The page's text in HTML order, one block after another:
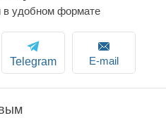
в удобном формате
Telegram E-mail